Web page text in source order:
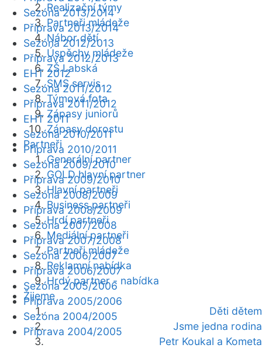
Realizační týmy
Partneři mládeže
Nábor dětí
Úspěchy mládeže
ZŠ Labská
SMS servis
Týmová fota
Zápasy juniorů
Zápasy dorostu
Partneři
Generální partner
GOLD hlavní partner
Hlavní partneři
Business partneři
Hrdí partneři
Mediální partneři
Partneři mládeže
Reklamní nabídka
Hrdý partner - nabídka
Žijeme
Děti dětem
Jsme jedna rodina
Petr Koukal a Kometa
Sezóna 2013/2014
Příprava 2013/2014
Sezóna 2012/2013
Příprava 2012/2013
EHT 2012
Sezóna 2011/2012
Příprava 2011/2012
EHT 2011
Sezóna 2010/2011
Příprava 2010/2011
Sezóna 2009/2010
Příprava 2009/2010
Sezóna 2008/2009
Příprava 2008/2009
Sezóna 2007/2008
Příprava 2007/2008
Sezóna 2006/2007
Příprava 2006/2007
Sezóna 2005/2006
Příprava 2005/2006
Sezóna 2004/2005
Příprava 2004/2005